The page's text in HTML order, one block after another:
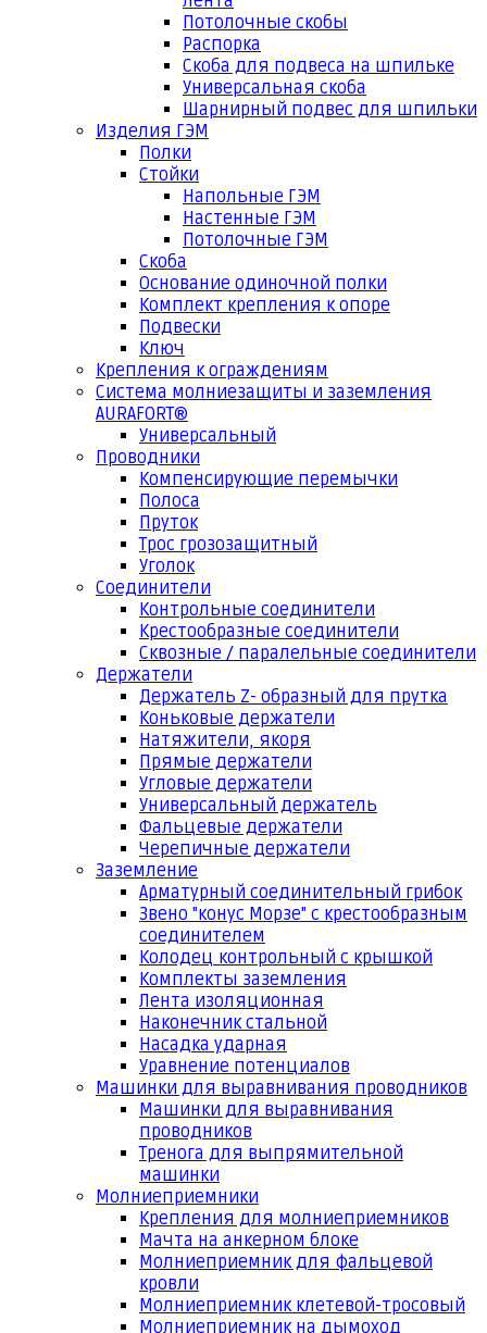
Потолочные скобы
Распорка
Скоба для подвеса на шпильке
Универсальная скоба
Шарнирный подвес для шпильки
Изделия ГЭМ
Полки
Стойки
Напольные ГЭМ
Настенные ГЭМ
Потолочные ГЭМ
Скоба
Основание одиночной полки
Комплект крепления к опоре
Подвески
Ключ
Крепления к ограждениям
Система молниезащиты и заземления
AURAFORT®
Универсальный
Проводники
Компенсирующие перемычки
Полоса
Пруток
Трос грозозащитный
Уголок
Соединители
Контрольные соединители
Крестообразные соединители
Сквозные / паралельные соединители
Держатели
Держатель Z- образный для прутка
Коньковые держатели
Натяжители, якоря
Прямые держатели
Угловые держатели
Универсальный держатель
Фальцевые держатели
Черепичные держатели
Заземление
Арматурный соединительный грибок
Звено "конус Морзе" с крестообразным
соединителем
Колодец контрольный с крышкой
Комплекты заземления
Лента изоляционная
Наконечник стальной
Насадка ударная
Уравнение потенциалов
Машинки для выравнивания проводников
Машинки для выравнивания
проводников
Тренога для выпрямительной
машинки
Молниеприемники
Крепления для молниеприемников
Мачта на анкерном блоке
Молниеприемник для фальцевой
кровли
Молниеприемник клетевой-тросовый
Молниеприемник на дымоход